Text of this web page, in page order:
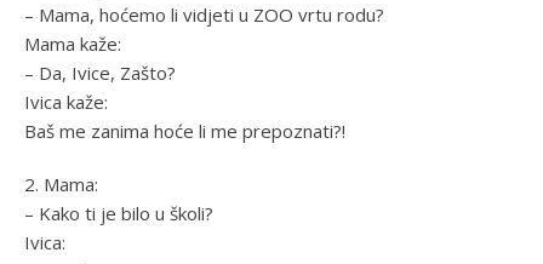
– Mama, hoćemo li vidjeti u ZOO vrtu rodu?
Mama kaže:
– Da, Ivice, Zašto?
Ivica kaže:
Baš me zanima hoće li me prepoznati?!
2. Mama:
– Kako ti je bilo u školi?
Ivica: